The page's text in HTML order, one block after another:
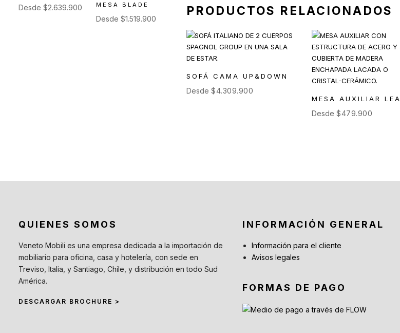
PRODUCTOS RELACIONADOS
SOFÁ CAMA UP&DOWN
Desde $4.309.900
MESA AUXILIAR LEA
Desde$479.900
(2)
Butacas de Exterior(6)
Desde $2.639.900 MESA BLADE
Desde $1.519.900
QUIENES SOMOS
Veneto Mobili es una empresa dedicada a la importación de
mobiliario para oficina, casa y hotelería, con sede en
Treviso, Italia, y Santiago, Chile, y distribución en todo Sud
América.
DESCARGAR BROCHURE >
INFORMACIÓN GENERAL
Información para el cliente
Avisos legales
FORMAS DE PAGO